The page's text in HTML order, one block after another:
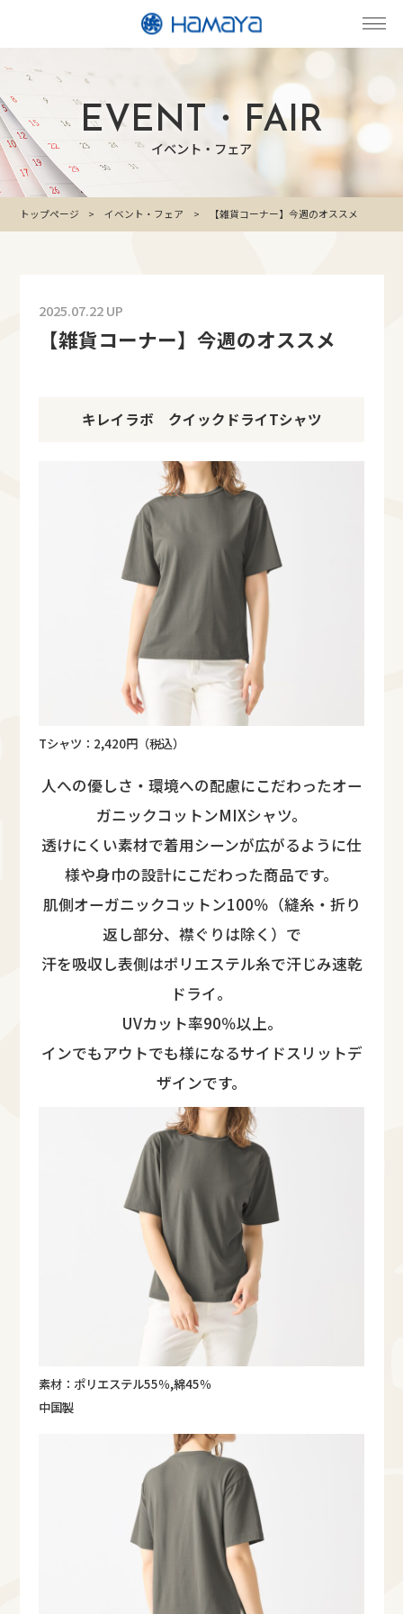
EVENT・FAIR
イベント・フェア
トップページ イベント・フェア 【雑貨コーナー】今週のオススメ
2025.07.22 UP
【雑貨コーナー】今週のオススメ
キレイラボ クイックドライTシャツ
Tシャツ：2,420円（税込）
人への優しさ・環境への配慮にこだわったオー
ガニックコットンMIXシャツ。
透けにくい素材で着用シーンが広がるように仕
様や身巾の設計にこだわった商品です。
肌側オーガニックコットン100％（縫糸・折り
返し部分、襟ぐりは除く）で
汗を吸収し表側はポリエステル糸で汗じみ速乾
ドライ。
UVカット率90％以上。
インでもアウトでも様になるサイドスリットデ
ザインです。
素材：ポリエステル55％,綿45％
中国製